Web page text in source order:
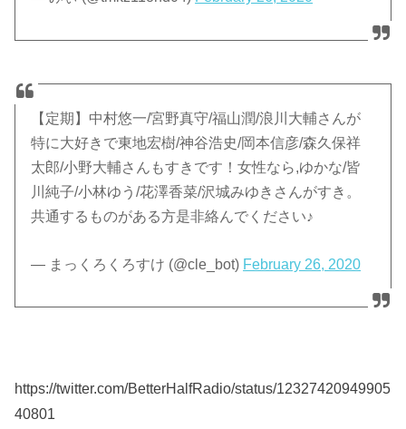
【定期】中村悠一/宮野真守/福山潤/浪川大輔さんが
特に大好きで東地宏樹/神谷浩史/岡本信彦/森久保祥
太郎/小野大輔さんもすきです！女性なら,ゆかな/皆
川純子/小林ゆう/花澤香菜/沢城みゆきさんがすき。
共通するものがある方是非絡んでください♪
— まっくろくろすけ (@cle_bot) February 26, 2020
https://twitter.com/BetterHalfRadio/status/12327420949905
40801